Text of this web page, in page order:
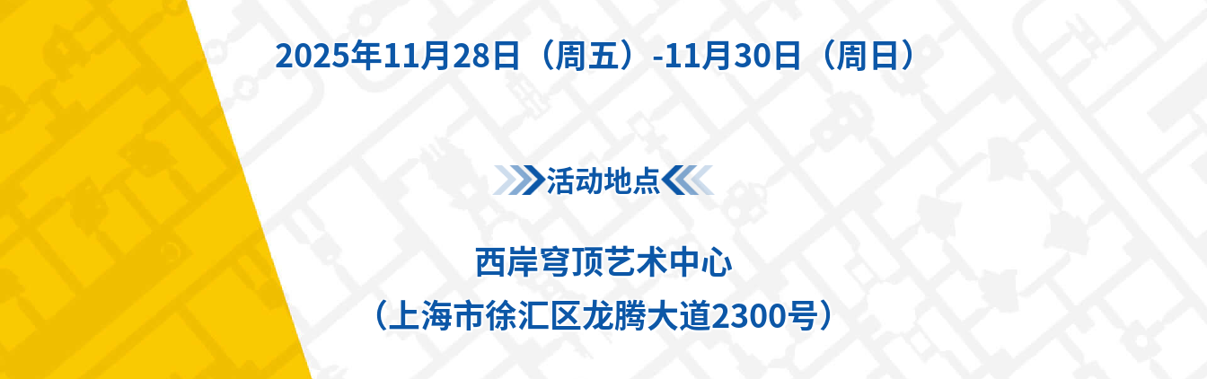
2025年11月28日（周五）-11月30日（周日）
活动地点
西岸穹顶艺术中心
（上海市徐汇区龙腾大道2300号）